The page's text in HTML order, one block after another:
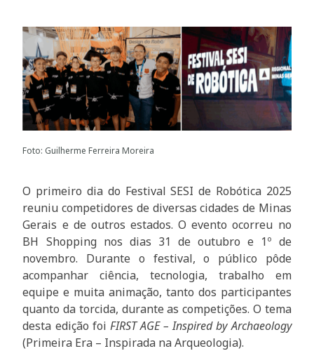
Foto: Guilherme Ferreira Moreira
O primeiro dia do Festival SESI de Robótica 2025
reuniu competidores de diversas cidades de Minas
Gerais e de outros estados. O evento ocorreu no
BH Shopping nos dias 31 de outubro e 1º de
novembro. Durante o festival, o público pôde
acompanhar ciência, tecnologia, trabalho em
equipe e muita animação, tanto dos participantes
quanto da torcida, durante as competições. O tema
desta edição foi FIRST AGE – Inspired by Archaeology
(Primeira Era – Inspirada na Arqueologia).